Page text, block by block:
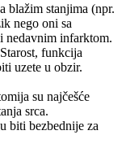
blažim stanjima (npr.
nego oni sa
nedavnim infarktom.
Starost, funkcija
uzete u obzir.
su najčešće
srca.
biti bezbednije za